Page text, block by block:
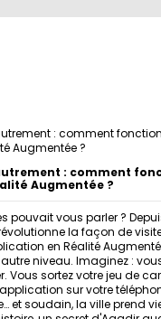
: comment
Augmentée ?
pouvait vous parler ?
la façon de
en Réalité
niveau. Imaginez :
Vous sortez votre jeu de
sur votre
et soudain, la ville prend